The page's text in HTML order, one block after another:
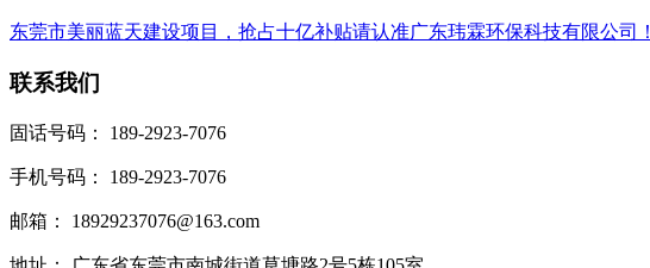
东莞市美丽蓝天建设项目，抢占十亿补贴请认准广东玮霖环保科技有限公司！
联系我们
固话号码： 189-2923-7076
手机号码： 189-2923-7076
邮箱： 18929237076@163.com